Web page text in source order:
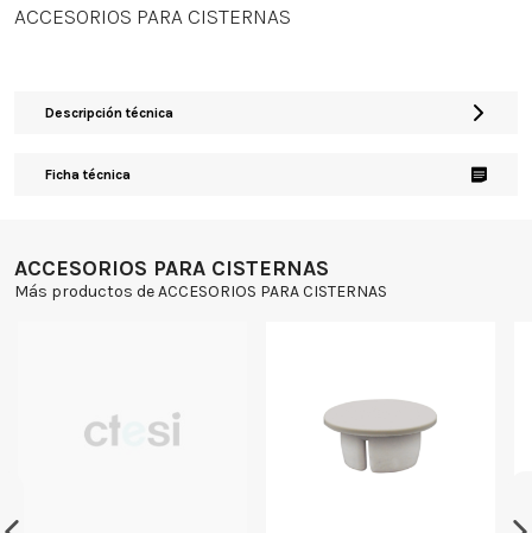
ACCESORIOS PARA CISTERNAS
Descripción técnica
Ficha técnica
ACCESORIOS PARA CISTERNAS
Más productos de ACCESORIOS PARA CISTERNAS